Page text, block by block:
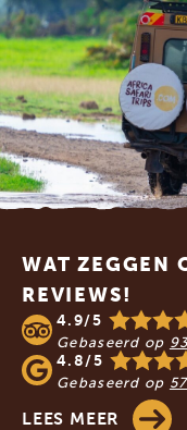
Footer
WAT ZEGGEN
REVIEWS!
4.9/5
Gebaseerd op
4.8/5
Gebaseerd op
LEES MEER